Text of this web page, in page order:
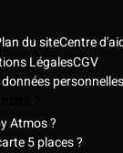
du siteCentre
LégalesCGV
personnelles
Atmos ?
5 places ?